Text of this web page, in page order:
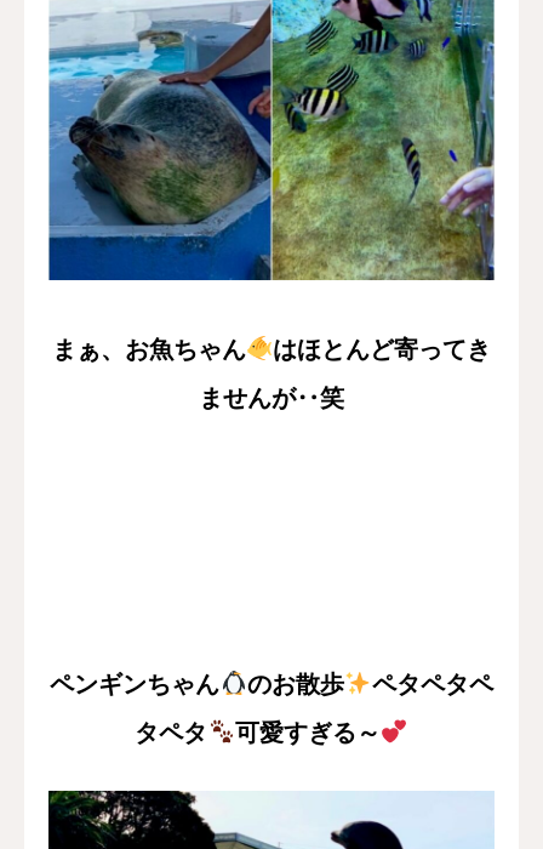
まぁ、お魚ちゃん
はほとんど寄ってき
ませんが‥笑
ペンギンちゃん のお散歩
ペタペタペ
タペタ
可愛すぎる～